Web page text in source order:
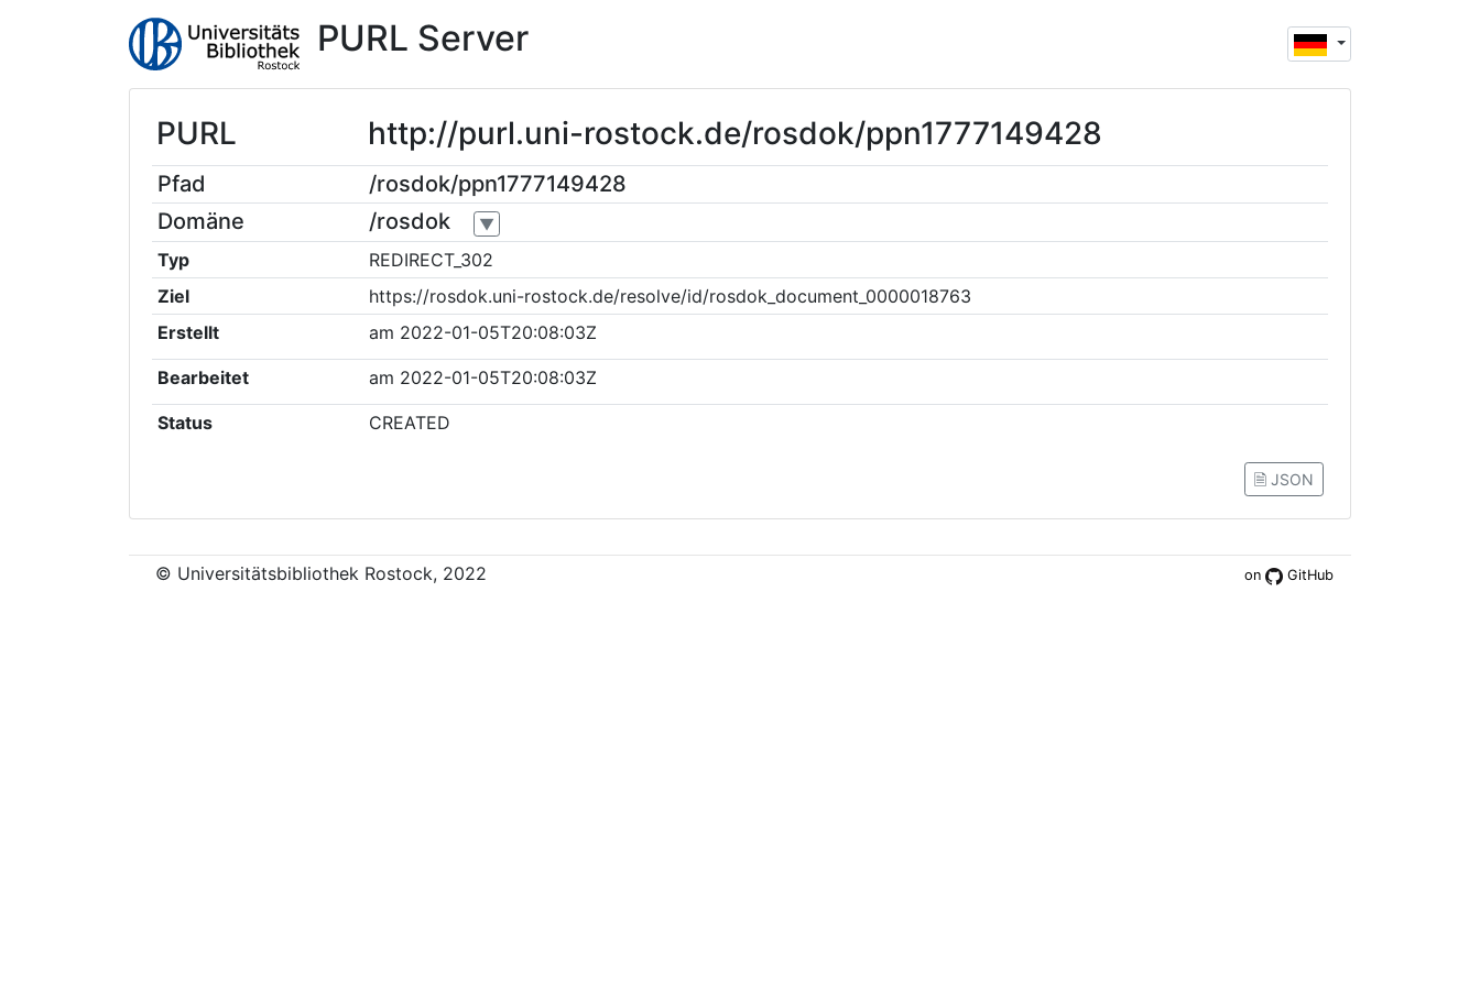
PURL Server
PURL http://purl.uni-rostock.de/rosdok/ppn1777149428
Pfad
/rosdok/ppn1777149428
Domäne
/rosdok ▼
Typ
REDIRECT_302
Ziel
https://rosdok.uni-rostock.de/resolve/id/rosdok_document_0000018763
Erstellt
am 2022-01-05T20:08:03Z
Bearbeitet am 2022-01-05T20:08:03Z
Status CREATED
🗎 JSON
on GitHub
© Universitätsbibliothek Rostock, 2022